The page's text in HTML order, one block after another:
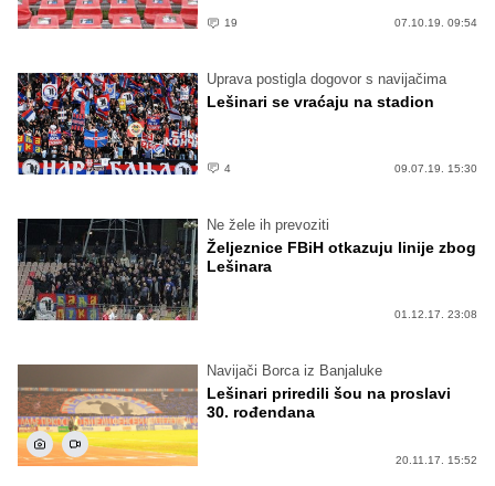
19 07.10.19. 09:54
Uprava postigla dogovor s navijačima
Lešinari se vraćaju na stadion
4 09.07.19. 15:30
Ne žele ih prevoziti
Željeznice FBiH otkazuju linije zbog
Lešinara
01.12.17. 23:08
Navijači Borca iz Banjaluke
Lešinari priredili šou na proslavi
30. rođendana
20.11.17. 15:52